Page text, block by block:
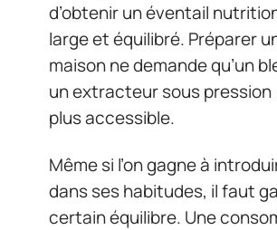
d’obtenir un éventail
large et équilibré. Préparer
maison ne demande qu’un
un extracteur sous pression
plus accessible.
Même si l’on gagne à
dans ses habitudes, il faut
certain équilibre. Une